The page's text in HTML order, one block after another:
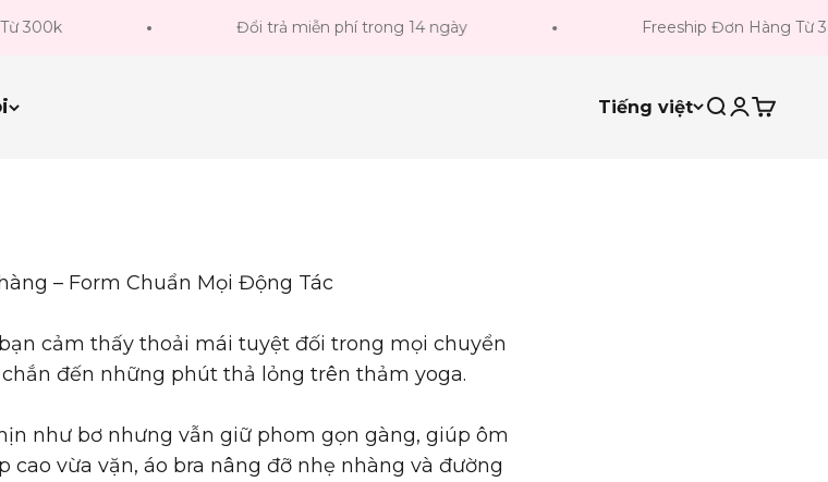
Đổi trả miễn phí trong 14 ngày Freeship Đơn Hàng Từ 300k
Tiếng việt Tìm kiếm
Đăng
Giỏ
– Form Chuẩn Mọi Động Tác
cảm thấy thoải mái tuyệt đối trong mọi chuyển
đến những phút thả lỏng trên thảm yoga.
như bơ nhưng vẫn giữ phom gọn gàng, giúp ôm
cao vừa vặn, áo bra nâng đỡ nhẹ nhàng và đường